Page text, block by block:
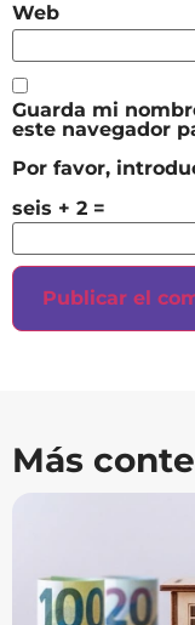
Web
Guarda mi
este navegador
Por favor,
seis + 2 =
Más